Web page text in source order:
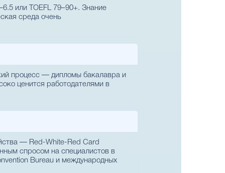
или TOEFL 79–90+. Знание
среда очень
процесс — дипломы бакалавра и
ценится работодателями в
— Red-White-Red Card
спросом на специалистов в
Bureau и международных